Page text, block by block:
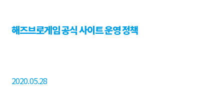
해즈브로게임 공식 사이트 운영 정책
2020.05.28